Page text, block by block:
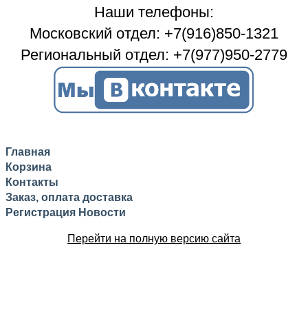
Наши телефоны:
Московский отдел: +7(916)850-1321
Региональный отдел: +7(977)950-2779
Главная
Корзина
Контакты
Заказ, оплата доставка
Регистрация Новости
Перейти на полную версию сайта